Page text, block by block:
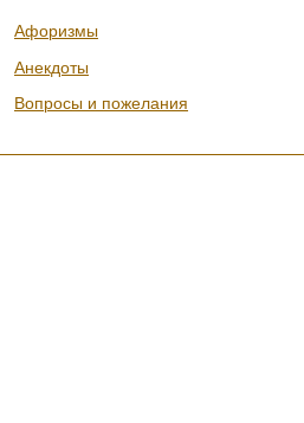
Афоризмы
Анекдоты
Вопросы и пожелания